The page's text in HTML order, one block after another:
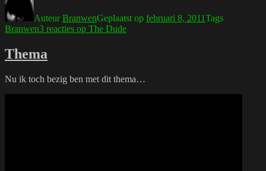
AuteurBranwenGeplaatst op februari 8, 2011Tags
Branwen3 reacties op The Dude
Thema
Nu ik toch bezig ben met dit thema…